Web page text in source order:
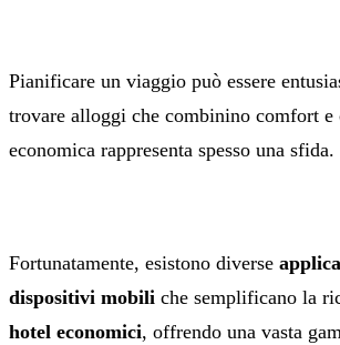
Pianificare un viaggio può essere
trovare alloggi che combinino comfort e
economica rappresenta spesso una sfida.
Fortunatamente, esistono diverse
dispositivi mobili che semplificano la
hotel economici, offrendo una vasta